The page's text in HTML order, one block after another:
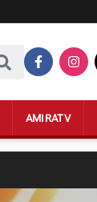
AMIRATV